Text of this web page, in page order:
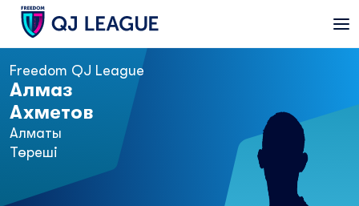
Freedom QJ League
Алмаз
Ахметов
Алматы
Төреші